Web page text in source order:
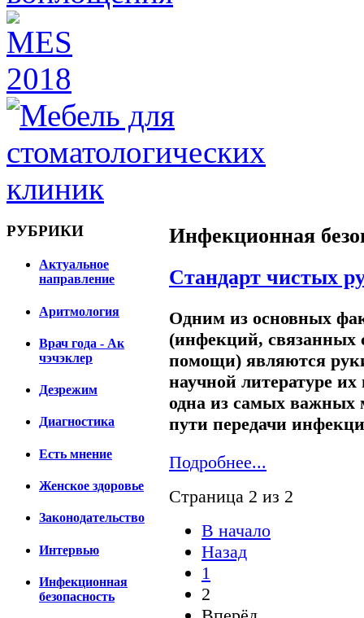
РУБРИКИ
Актуальное
направление
Аритмология
Врач года - Ак
чэчэклер
Дезрежим
Диагностика
Есть мнение
Женское здоровье
Законодательство
Интервью
Инфекционная
безопасность
Инфекционная
Стандарт чистых
Одним из основных
(инфекций, связанных
помощи) являются
научной литературе
одна из самых важных
пути передачи
Подробнее...
Страница 2 из 2
В начало
Назад
1
2